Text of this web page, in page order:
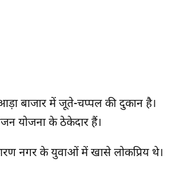
बाजार में जूते-चप्पल की दुकान है।
योजना के ठेकेदार हैं।
नगर के युवाओं में खासे लोकप्रिय थे।